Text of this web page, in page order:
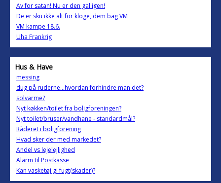
Av for satan! Nu er den gal igen!
De er sku ikke alt for kloge, dem bag VM
VM kampe 18.6.
Uha Frankrig
Hus & Have
messing
dug på ruderne...hvordan forhindre man det?
solvarme?
Nyt køkken/toilet fra boligforeningen?
Nyt toilet/bruser/vandhane - standardmål?
Råderet i boligforening
Hvad sker der med markedet?
Andel vs lejelejlighed
Alarm til Postkasse
Kan vasketøj gi fugt(skader)?